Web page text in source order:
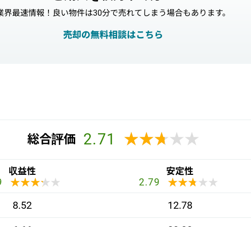
界最速情報！良い物件は30分で売れてしまう場合もあります。
売却の無料相談はこちら
総合評価 2.71 ★★★★★
★★★★★
収益性
★★★★★
★★★★★
安定性
2.79 ★★★★★
★★★★★
8.52
12.78